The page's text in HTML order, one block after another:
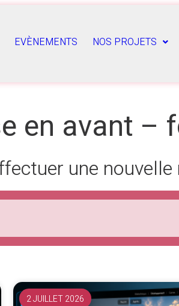
EVÈNEMENTS NOS PROJETS
en avant –
une nouvelle
2 JUILLET 2026